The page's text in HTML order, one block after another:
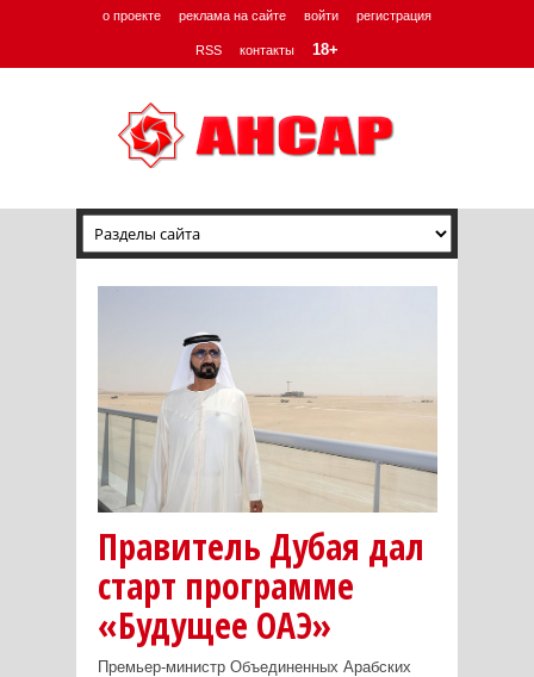
о проекте реклама на сайте войти регистрация
RSS контакты 18+
Правитель Дубая дал
старт программе
«Будущее ОАЭ»
Премьер-министр Объединенных Арабских